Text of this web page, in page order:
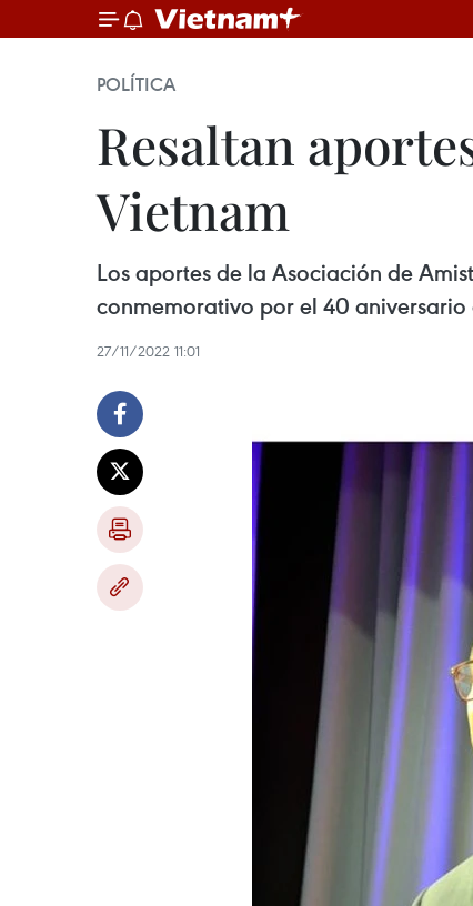
POLÍTICA
Resaltan
Vietnam
Los aportes de la Asociación de
conmemorativo por el 40
27/11/2022 11:01